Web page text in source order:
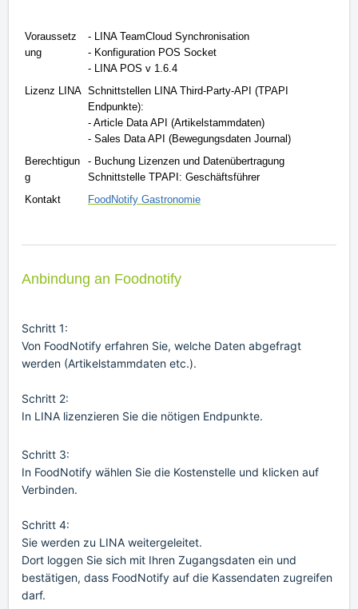
Voraussetz
ung
- LINA TeamCloud Synchronisation
- Konfiguration POS Socket
- LINA POS v 1.6.4
Lizenz LINA Schnittstellen LINA Third-Party-API (TPAPI
Endpunkte):
- Article Data API (Artikelstammdaten)
- Sales Data API (Bewegungsdaten Journal)
Berechtigun
g
- Buchung Lizenzen und Datenübertragung
Schnittstelle TPAPI: Geschäftsführer
Kontakt
FoodNotify Gastronomie
Anbindung an Foodnotify
Schritt 1:
Von FoodNotify erfahren Sie, welche Daten abgefragt
werden (Artikelstammdaten etc.).
Schritt 2:
In LINA lizenzieren Sie die nötigen Endpunkte.
Schritt 3:
In FoodNotify wählen Sie die Kostenstelle und klicken auf
Verbinden.
Schritt 4:
Sie werden zu LINA weitergeleitet.
Dort loggen Sie sich mit Ihren Zugangsdaten ein und
bestätigen, dass FoodNotify auf die Kassendaten zugreifen
darf.